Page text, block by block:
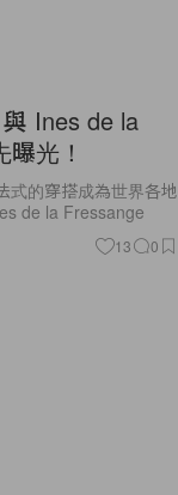
Ines de la
光！
式的穿搭成為世界各地
de la Fressange
13 0